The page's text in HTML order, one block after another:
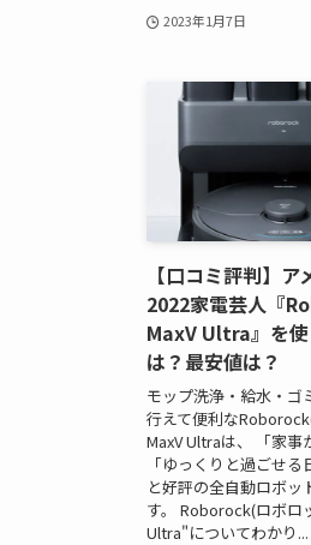
2023年1月7日
【口コミ評判】ア
2022家電芸人『
MaxV Ultra』を
は？最安値は？
モップ洗浄・給水・ゴ
行えて便利な
MaxV Ultraは、 「家事
「ゆっくりと過ごせ
と好評の全自動ロボッ
す。 Roborock(ロボロ
Ultra"についてわかり...